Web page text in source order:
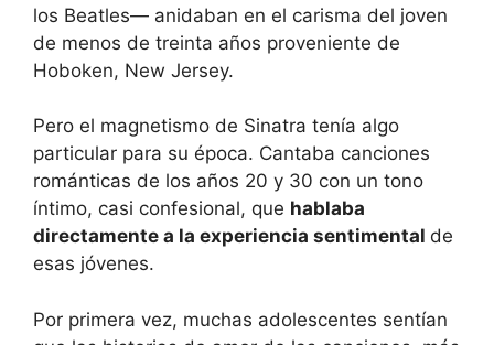
los Beatles— anidaban en el carisma del joven
de menos de treinta años proveniente de
Hoboken, New Jersey.
Pero el magnetismo de Sinatra tenía algo
particular para su época. Cantaba canciones
románticas de los años 20 y 30 con un tono
íntimo, casi confesional, que hablaba
directamente a la experiencia sentimental de
esas jóvenes.
Por primera vez, muchas adolescentes sentían